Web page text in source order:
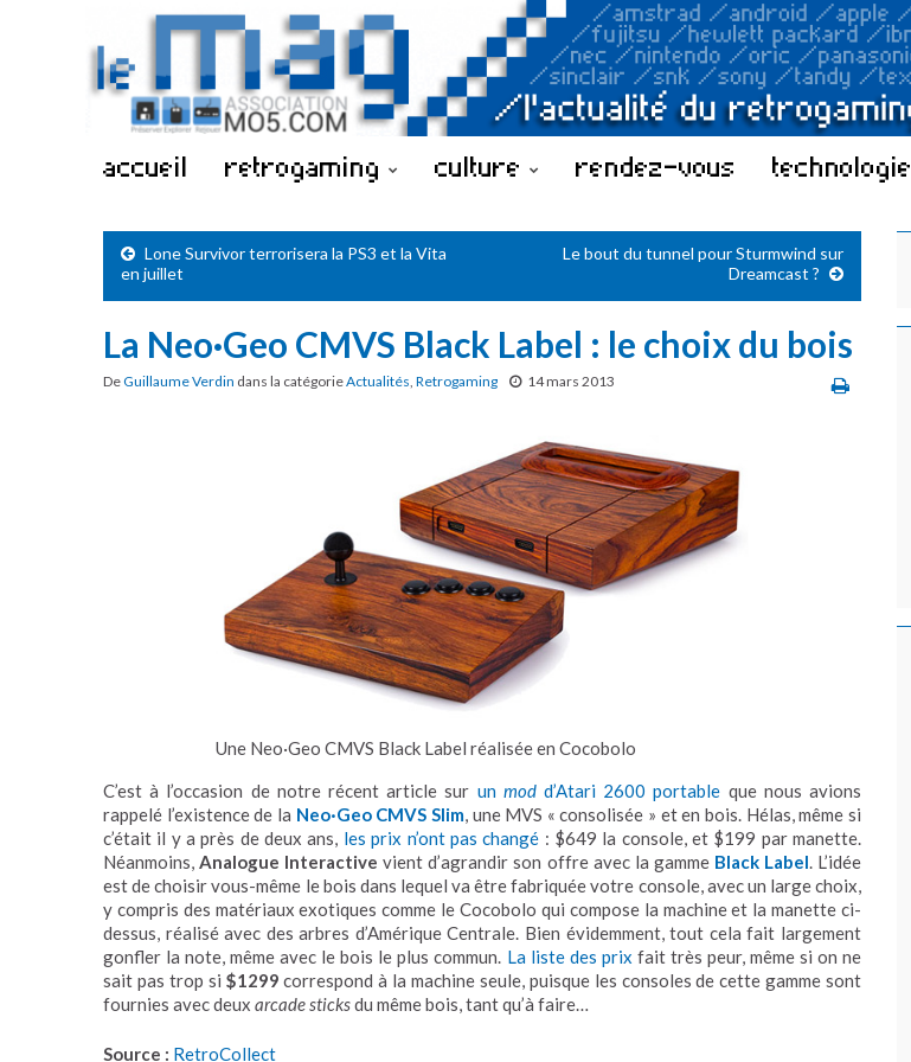
accueil retrogaming culture rendez-vous technologie
Lone Survivor terrorisera la PS3 et la Vita
en juillet
Le bout du tunnel pour Sturmwind sur
Dreamcast ?
La Neo·Geo CMVS Black Label : le choix du bois
DeGuillaume Verdin dans la catégorieActualités, Retrogaming 14 mars 2013
Une Neo·Geo CMVS Black Label réalisée en Cocobolo
C’est à l’occasion de notre récent article sur un modd’Atari 2600 portable que nous avions
rappelé l’existence de la Neo·Geo CMVS Slim, une MVS « consolisée » et en bois. Hélas, même si
c’était il y a près de deux ans, les prix n’ont pas changé : $649 la console, et $199 par manette.
Néanmoins, Analogue Interactive vient d’agrandir son offre avec la gamme Black Label . L’idée
est de choisir vous-même le bois dans lequel va être fabriquée votre console, avec un large choix,
y compris des matériaux exotiques comme le Cocobolo qui compose la machine et la manette ci-
dessus, réalisé avec des arbres d’Amérique Centrale. Bien évidemment, tout cela fait largement
gonfler la note, même avec le bois le plus commun. La liste des prix fait très peur, même si on ne
sait pas trop si $1299 correspond à la machine seule, puisque les consoles de cette gamme sont
fournies avec deux arcade sticksdu même bois, tant qu’à faire…
Source : RetroCollect